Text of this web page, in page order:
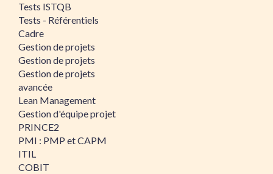
Tests ISTQB
Tests - Référentiels
Cadre
Gestion de projets
Gestion de projets
Gestion de projets
avancée
Lean Management
Gestion d'équipe projet
PRINCE2
PMI : PMP et CAPM
ITIL
COBIT